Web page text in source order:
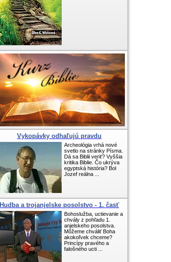
Vykopávky odhaľujú pravdu
Archeológia vrhá nové
svetlo na stránky Písma.
Dá sa Biblii veriť? Vyššia
kritika Biblie. Čo ukrýva
egyptská história? Bol
Jozef reálna ...
Hudba a trojanjelske posolstvo - 1. časť
Bohoslužba, uctievanie a
chvály z pohľadu 1.
anjelskeho posolstva.
Môžeme chváliť Boha
akokoľvek chceme?
Princípy pravého a
falošného ucti ...